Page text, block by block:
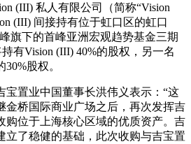
(III) 私人有限公司（简称“Vision
(III) 间接持有位于虹口区的虹口
旗下的首峰亚洲宏观趋势基金三期
有Vision (III) 40%的股权，另一名
股权。
宝置业中国董事长洪伟义表示：“这
金桥国际商业广场之后，再次发挥吉
购位于上海核心区域的优质资产。吉
立了稳健的基础，此次收购与吉宝置